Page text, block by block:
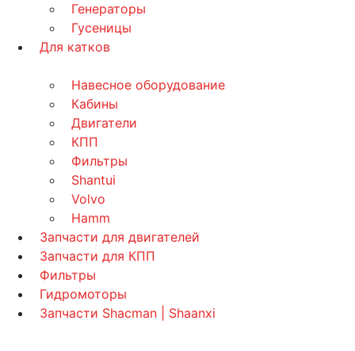
Генераторы
Гусеницы
Для катков
Навесное оборудование
Кабины
Двигатели
КПП
Фильтры
Shantui
Volvo
Hamm
Запчасти для двигателей
Запчасти для КПП
Фильтры
Гидромоторы
Запчасти Shacman | Shaanxi